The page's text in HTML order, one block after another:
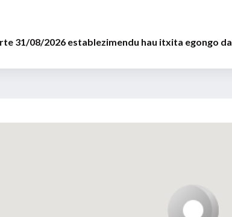
31/08/2026 establezimendu hau itxita egongo da